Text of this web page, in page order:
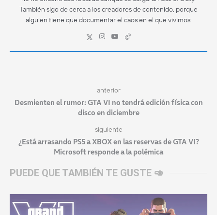
También sigo de cerca a los creadores de contenido, porque
alguien tiene que documentar el caos en el que vivimos.
anterior
Desmienten el rumor: GTA VI no tendrá edición física con
disco en diciembre
siguiente
¿Está arrasando PS5 a XBOX en las reservas de GTA VI?
Microsoft responde a la polémica
PUEDE QUE TAMBIÉN TE GUSTE 🥑